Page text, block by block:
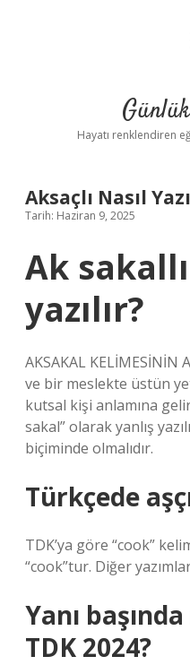
Hayatı renklendiren
Aksaçlı Nasıl
Tarih: Haziran 9, 2025
Ak
yazılır?
AKSAKAL KELİMESİNİN
ve bir meslekte üstün
kutsal kişi anlamına
sakal” olarak yanlış
biçiminde olmalıdır.
Türkçede
TDK’ya göre “cook”
“cook”tur. Diğer
Yanı
TDK 2024?